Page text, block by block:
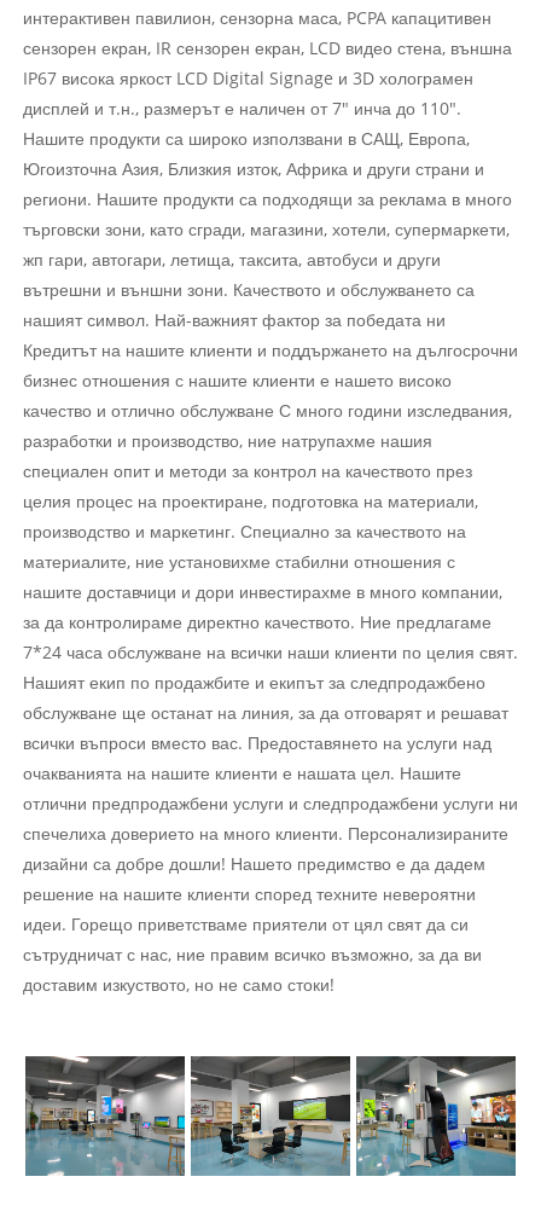
интерактивен павилион, сензорна маса, PCPA капацитивен
сензорен екран, IR сензорен екран, LCD видео стена, външна
IP67 висока яркост LCD Digital Signage и 3D холограмен
дисплей и т.н., размерът е наличен от 7" инча до 110".
Нашите продукти са широко използвани в САЩ, Европа,
Югоизточна Азия, Близкия изток, Африка и други страни и
региони. Нашите продукти са подходящи за реклама в много
търговски зони, като сгради, магазини, хотели, супермаркети,
жп гари, автогари, летища, таксита, автобуси и други
вътрешни и външни зони. Качеството и обслужването са
нашият символ. Най-важният фактор за победата ни
Кредитът на нашите клиенти и поддържането на дългосрочни
бизнес отношения с нашите клиенти е нашето високо
качество и отлично обслужване С много години изследвания,
разработки и производство, ние натрупахме нашия
специален опит и методи за контрол на качеството през
целия процес на проектиране, подготовка на материали,
производство и маркетинг. Специално за качеството на
материалите, ние установихме стабилни отношения с
нашите доставчици и дори инвестирахме в много компании,
за да контролираме директно качеството. Ние предлагаме
7*24 часа обслужване на всички наши клиенти по целия свят.
Нашият екип по продажбите и екипът за следпродажбено
обслужване ще останат на линия, за да отговарят и решават
всички въпроси вместо вас. Предоставянето на услуги над
очакванията на нашите клиенти е нашата цел. Нашите
отлични предпродажбени услуги и следпродажбени услуги ни
спечелиха доверието на много клиенти. Персонализираните
дизайни са добре дошли! Нашето предимство е да дадем
решение на нашите клиенти според техните невероятни
идеи. Горещо приветстваме приятели от цял ​​свят да си
сътрудничат с нас, ние правим всичко възможно, за да ви
доставим изкуството, но не само стоки!